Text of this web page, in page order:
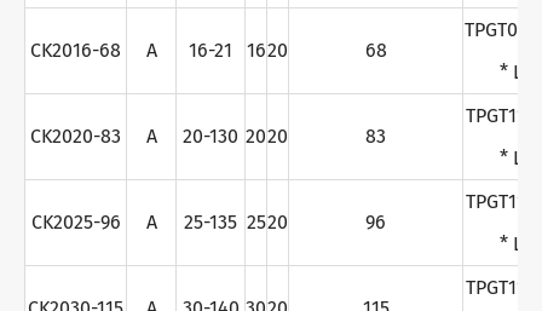
CK2016-68 A 16-21 1620 68
* L
CK2020-83 A 20-130 2020 83
* L
CK2025-96 A 25-135 2520 96
* L